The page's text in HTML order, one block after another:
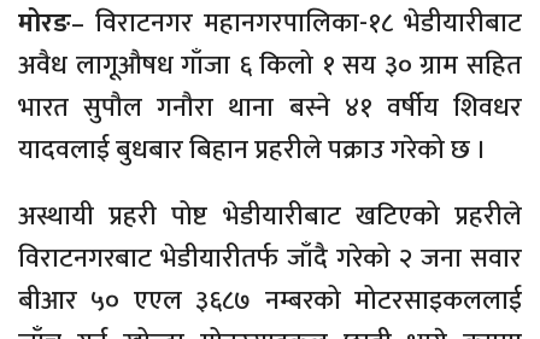
मोरङ– विराटनगर महानगरपालिका-१८ भेडीयारीबाट
अवैध लागूऔषध गाँजा ६ किलो १ सय ३० ग्राम सहित
भारत सुपौल गनौरा थाना बस्ने ४१ वर्षीय शिवधर
यादवलाई बुधबार बिहान प्रहरीले पक्राउ गरेको छ ।
अस्थायी प्रहरी पोष्ट भेडीयारीबाट खटिएको प्रहरीले
विराटनगरबाट भेडीयारीतर्फ जाँदै गरेको २ जना सवार
बीआर ५० एएल ३६८७ नम्बरको मोटरसाइकललाई